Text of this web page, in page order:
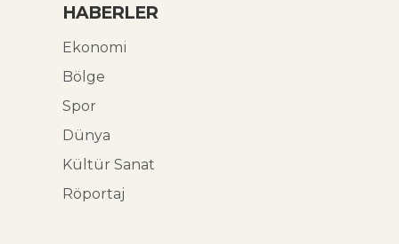
HABERLER
Ekonomi
Bölge
Spor
Dünya
Kültür Sanat
Röportaj